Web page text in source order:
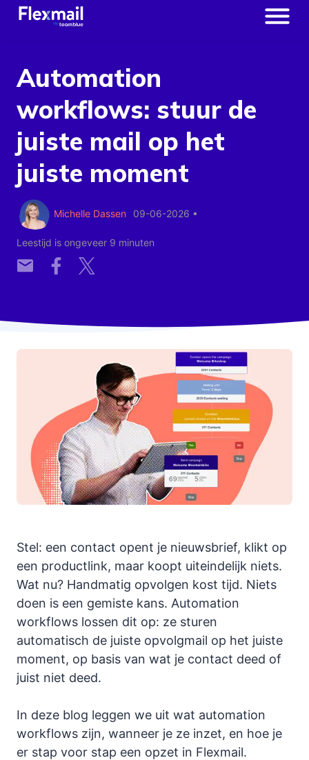
Automation
workflows: stuur de
juiste mail op het
juiste moment
Michelle Dassen 09-06-2026 •
Leestijd is ongeveer 9 minuten
Stel: een contact opent je nieuwsbrief, klikt op
een productlink, maar koopt uiteindelijk niets.
Wat nu? Handmatig opvolgen kost tijd. Niets
doen is een gemiste kans. Automation
workflows lossen dit op: ze sturen
automatisch de juiste opvolgmail op het juiste
moment, op basis van wat je contact deed of
juist niet deed.
In deze blog leggen we uit wat automation
workflows zijn, wanneer je ze inzet, en hoe je
er stap voor stap een opzet in Flexmail.